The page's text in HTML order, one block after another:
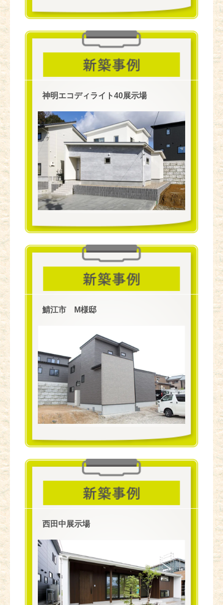
神明エコディライト40展示場
鯖江市 M様邸
西田中展示場